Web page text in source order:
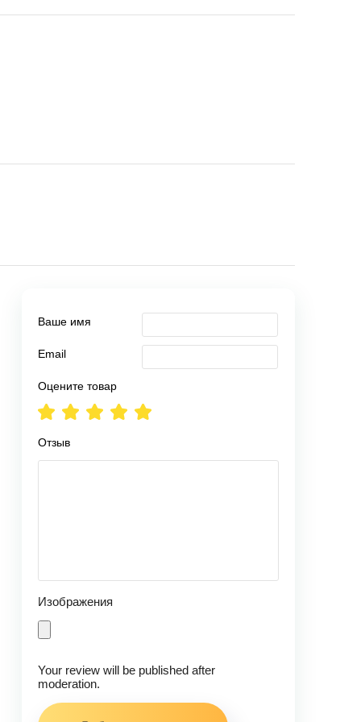
Ваше имя
Email
Оцените товар
Отзыв
Изображения
Your review will be published after
moderation.